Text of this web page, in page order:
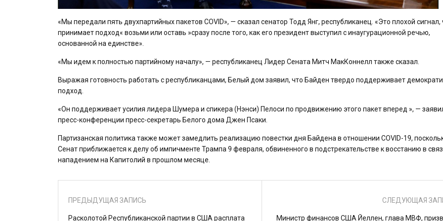
«Мы передали пять двухпартийных пакетов COVID», — сказал сенатор Тодд Янг, республиканец. «Это плохой сигнал,
принимает подход« возьми или оставь »сразу после того, как его президент выступил с инаугурационной речью,
основанной на единстве».
«Мы идем к полностью партийному началу», — республиканец Лидер Сената Митч МакКоннелл также сказал.
Выражая готовность работать с республиканцами, Белый дом заявил, что Байден твердо поддерживает
подход.
«Он поддерживает усилия лидера Шумера и спикера (Нэнси) Пелоси по продвижению этого пакет вперед », —
пресс-конференции пресс-секретарь Белого дома Джен Псаки.
Партизанская политика также может замедлить реализацию повестки дня Байдена в отношении COVID-19,
Сенат приближается к делу об импичменте Трампа 9 февраля, обвиненного в подстрекательстве к восстанию в
нападением на Капитолий в прошлом месяце.
ПРЕДЫДУЩАЯ ЗАПИСЬ
Расколотой Республиканской партии в США расплата
СЛЕДУЮЩАЯ
Министр финансов США Йеллен, глава МВФ,